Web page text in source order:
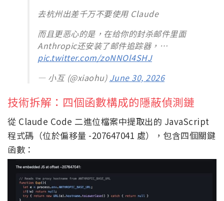
去杭州出差千万不要使用 Claude
而且更恶心的是，在给你的封杀邮件里面
Anthropic还安装了邮件追踪器，…
pic.twitter.com/zoNNOl4SHJ
— 小互 (@xiaohu) June 30, 2026
技術拆解：四個函數構成的隱蔽偵測鏈
從 Claude Code 二進位檔案中提取出的 JavaScript
程式碼（位於偏移量 -207647041 處），包含四個關鍵
函數：